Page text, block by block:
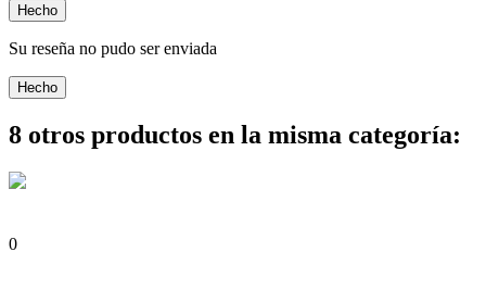
Hecho
Su reseña no pudo ser enviada
Hecho
8 otros productos en la misma categoría:
0